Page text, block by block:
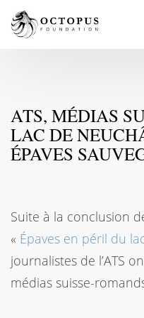
ATS, MÉDIAS
LAC DE
ÉPAVES
Suite à la conclusion
« Épaves en péril du
journalistes de l’ATS
médias suisse-